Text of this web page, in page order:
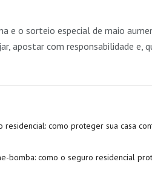
e o sorteio especial de maio
apostar com responsabilidade e,
residencial: como proteger sua casa
bomba: como o seguro residencial